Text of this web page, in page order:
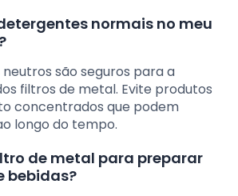
normais no meu
são seguros para a
filtros de metal. Evite produtos
concentrados que podem
longo do tempo.
de metal para preparar
bebidas?